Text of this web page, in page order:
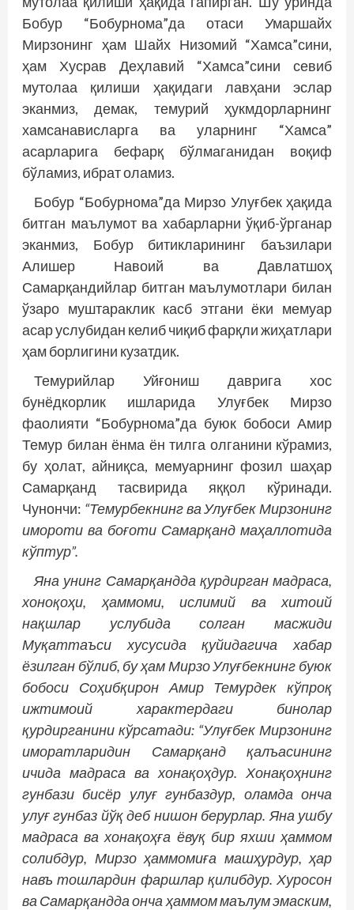
Бобур “Бобурнома”да отаси Умаршайх
Мирзонинг ҳам Шайх Низомий “Хамса”сини,
ҳам Хусрав Деҳлавий “Хамса”сини севиб
мутолаа қилиши ҳақидаги лавҳани эслар
эканмиз, демак, темурий ҳукмдорларнинг
хамсанависларга ва уларнинг “Хамса”
асарларига бефарқ бўлмаганидан воқиф
бўламиз, ибрат оламиз.
Бобур “Бобурнома”да Мирзо Улуғбек ҳақида
битган маълумот ва хабарларни ўқиб-ўрганар
эканмиз, Бобур битикларининг баъзилари
Алишер Навоий ва Давлатшоҳ
Самарқандийлар битган маълумотлари билан
ўзаро муштараклик касб этгани ёки мемуар
асар услубидан келиб чиқиб фарқли жиҳатлари
ҳам борлигини кузатдик.
Темурийлар Уйғониш даврига хос
бунёдкорлик ишларида Улуғбек Мирзо
фаолияти “Бобурнома”да буюк бобоси Амир
Темур билан ёнма ён тилга олганини кўрамиз,
бу ҳолат, айниқса, мемуарнинг фозил шаҳар
Самарқанд тасвирида яққол кўринади.
Чунончи: “Темурбекнинг ва Улуғбек Мирзонинг
имороти ва боғоти Самарқанд маҳаллотида
кўптур”.
Яна унинг Самарқандда қурдирган мадраса,
хоноқоҳи, ҳаммоми, ислимий ва хитоий
нақшлар услубида солган масжиди
Муқаттаъси хусусида қуйидагича хабар
ёзилган бўлиб, бу ҳам Мирзо Улуғбекнинг буюк
бобоси Соҳибқирон Амир Темурдек кўпроқ
ижтимоий характердаги бинолар
қурдирганини кўрсатади: “Улуғбек Мирзонинг
иморатларидин Самарқанд қалъасининг
ичида мадраса ва хонақоҳдур. Хонақоҳнинг
гунбази бис­ёр улуғ гунбаздур, оламда онча
улуғ гунбаз йўқ деб нишон берурлар. Яна ушбу
мадраса ва хонақоҳға ёвуқ бир яхши ҳаммом
солибдур, Мирзо ҳаммомиға машҳурдур, ҳар
навъ тошлардин фаршлар қилибдур. Хуросон
ва Самарқандда онча ҳаммом маълум эмаским,